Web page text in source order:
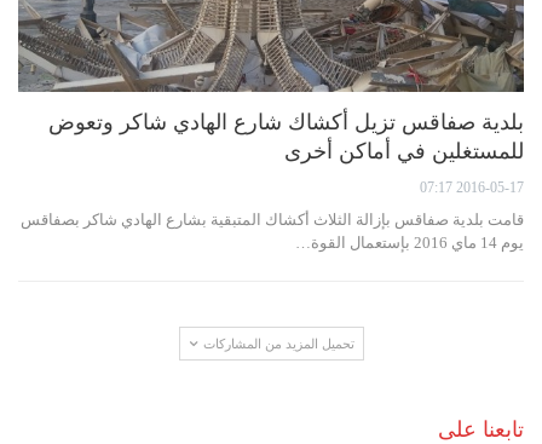
بلدية صفاقس تزيل أكشاك شارع الهادي شاكر وتعوض
للمستغلين في أماكن أخرى
2016-05-17 07:17
قامت بلدية صفاقس بإزالة الثلاث أكشاك المتبقية بشارع الهادي شاكر بصفاقس
يوم 14 ماي 2016 بإستعمال القوة…
تحميل المزيد من المشاركات
تابعنا على